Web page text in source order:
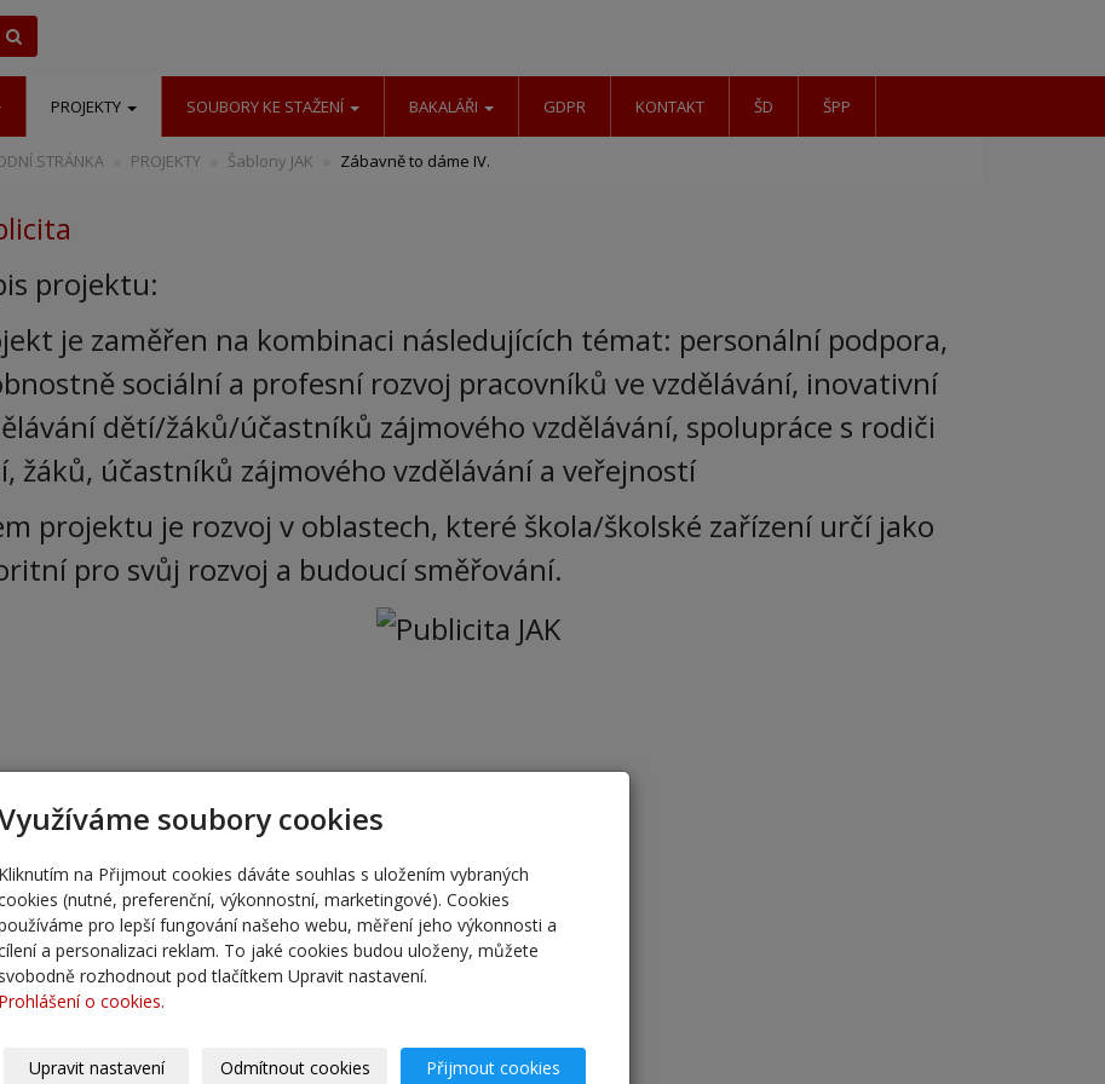
PROJEKTY SOUBORY KE STAŽENÍ BAKALÁŘI GDPR KONTAKT ŠD ŠPP
STRÁNKA PROJEKTY Šablony JAK Zábavně to dáme IV.
projektu:
je zaměřen na kombinaci následujících témat: personální podpora,
sociální a profesní rozvoj pracovníků ve vzdělávání, inovativní
dětí/žáků/účastníků zájmového vzdělávání, spolupráce s rodiči
žáků, účastníků zájmového vzdělávání a veřejností
projektu je rozvoj v oblastech, které škola/školské zařízení určí jako
pro svůj rozvoj a budoucí směřování.
soubory cookies
Kliknutím na Přijmout cookies dáváte souhlas s uložením vybraných
(nutné, preferenční, výkonnostní, marketingové). Cookies
pro lepší fungování našeho webu, měření jeho výkonnosti a
a personalizaci reklam. To jaké cookies budou uloženy, můžete
svobodně rozhodnout pod tlačítkem Upravit nastavení.
Prohlášení o cookies.
Upravit nastavení Odmítnout cookies Přijmout cookies